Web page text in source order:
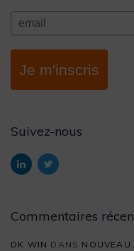
Je m'inscris
Suivez-nous
Commentaires
DK WIN DANS NOUVEAU